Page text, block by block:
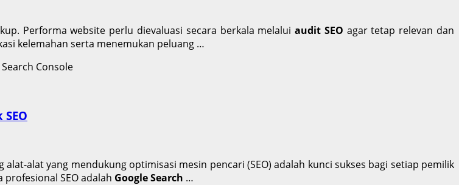
Performa website perlu dievaluasi secara berkala melaluiaudit SEO agar tetap relevan dan
kelemahan serta menemukan peluang …
alat yang mendukung optimisasi mesin pencari (SEO) adalah kunci sukses bagi setiap pemilik
SEO adalah Google Search …